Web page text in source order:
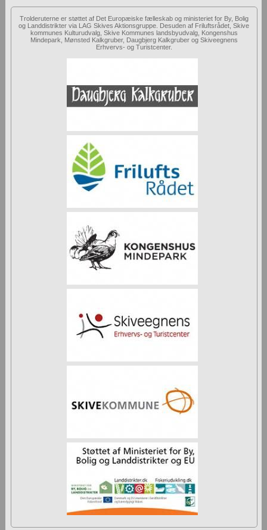
Trolderuterne er støttet af Det Europæiske fælleskab og ministeriet for By, Bolig
og Landdistrikter via LAG Skives Aktionsgruppe. Desuden af Friluftsrådet, Skive
kommunes Kulturudvalg, Skive Kommunes landsbyudvalg, Kongenshus
Mindepark, Mønsted Kalkgruber, Daugbjerg Kalkgruber og Skiveegnens
Erhvervs- og Turistcenter.